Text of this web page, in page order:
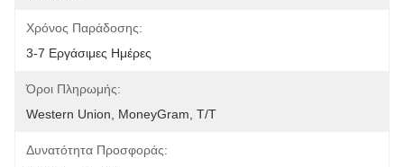
Χρόνος Παράδοσης:
3-7 Εργάσιμες Ημέρες
Όροι Πληρωμής:
Western Union, MoneyGram, T/T
Δυνατότητα Προσφοράς: